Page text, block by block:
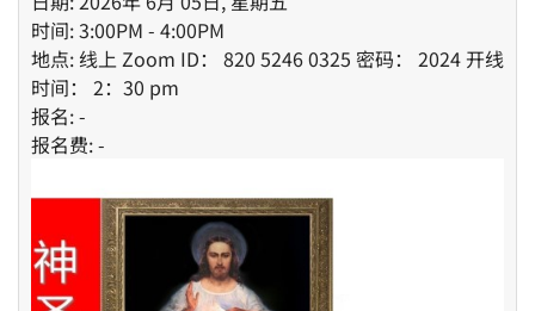
时间: 3:00PM - 4:00PM
地点: 线上 Zoom ID： 820 5246 0325 密码： 2024 开线
时间： 2：30 pm
报名: -
报名费: -